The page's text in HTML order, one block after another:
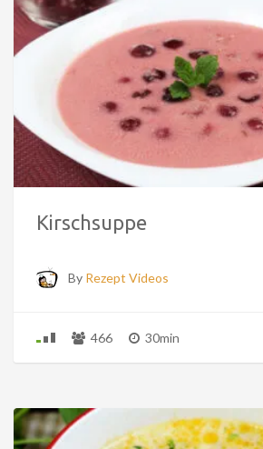
Kirschsuppe
By Rezept Videos
466 30min